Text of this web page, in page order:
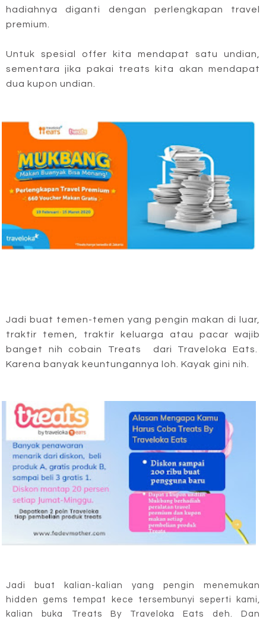
hadiahnya diganti dengan perlengkapan travel
premium.
Untuk spesial offer kita mendapat satu undian,
sementara jika pakai treats kita akan mendapat
dua kupon undian.
Jadi buat temen-temen yang pengin makan di luar,
traktir temen, traktir keluarga atau pacar wajib
banget nih cobain Treats dari Traveloka Eats.
Karena banyak keuntungannya loh. Kayak gini nih.
Jadi buat kalian-kalian yang pengin menemukan
hidden gems tempat kece tersembunyi seperti kami,
kalian buka Treats By Traveloka Eats deh. Dan